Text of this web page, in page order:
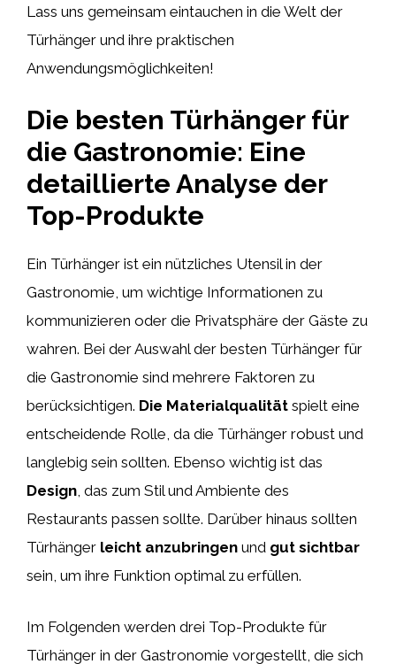
Lass uns gemeinsam eintauchen in die Welt der
Türhänger und ihre praktischen
Anwendungsmöglichkeiten!
Die besten Türhänger für
die Gastronomie: Eine
detaillierte Analyse der
Top-Produkte
Ein Türhänger ist ein nützliches Utensil in der
Gastronomie, um wichtige Informationen zu
kommunizieren oder die Privatsphäre der Gäste zu
wahren. Bei der Auswahl der besten Türhänger für
die Gastronomie sind mehrere Faktoren zu
berücksichtigen. Die Materialqualität spielt eine
entscheidende Rolle, da die Türhänger robust und
langlebig sein sollten. Ebenso wichtig ist das
Design, das zum Stil und Ambiente des
Restaurants passen sollte. Darüber hinaus sollten
Türhänger leicht anzubringen und gut sichtbar
sein, um ihre Funktion optimal zu erfüllen.
Im Folgenden werden drei Top-Produkte für
Türhänger in der Gastronomie vorgestellt, die sich